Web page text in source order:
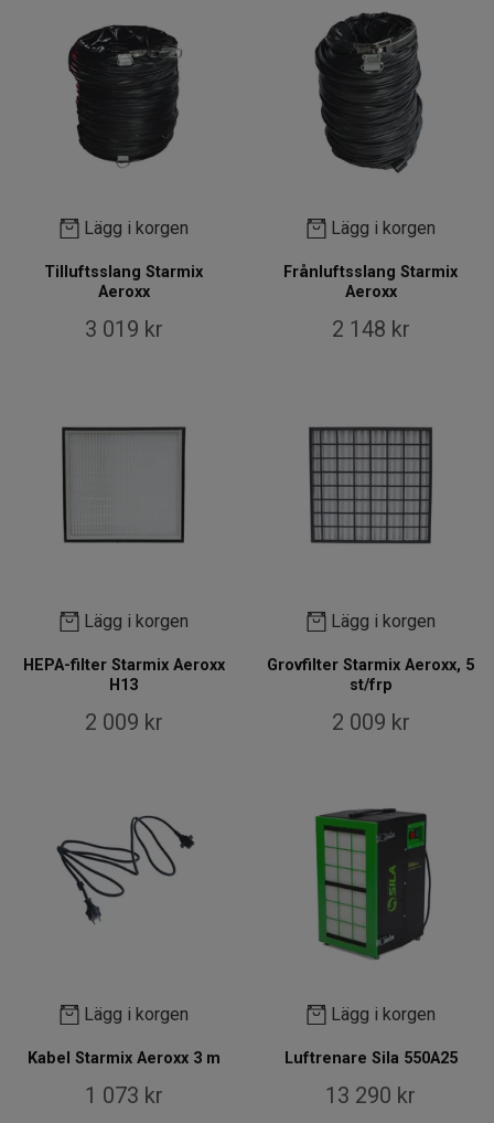
Lägg i korgen
Tilluftsslang Starmix
Aeroxx
3 019 kr
Lägg i korgen
Frånluftsslang Starmix
Aeroxx
2 148 kr
Lägg i korgen
HEPA-filter Starmix Aeroxx
H13
2 009 kr
Lägg i korgen
Grovfilter Starmix Aeroxx, 5
st/frp
2 009 kr
Lägg i korgen
Kabel Starmix Aeroxx 3 m
1 073 kr
Lägg i korgen
Luftrenare Sila 550A25
13 290 kr